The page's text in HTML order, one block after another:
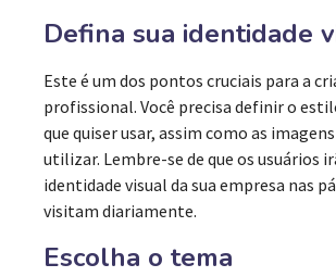
Defina sua identidade
Este é um dos pontos cruciais para a
profissional. Você precisa definir o
que quiser usar, assim como as
utilizar. Lembre-se de que os usuários
identidade visual da sua empresa nas
visitam diariamente.
Escolha o tema